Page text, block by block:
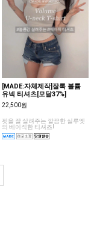
[MADE:자체제작]잘록 볼륨
유넥 티셔츠[모달37%]
22,500원
핏을 잘 살려주는 깔끔한 실루엣
의 베이직한 티셔츠!